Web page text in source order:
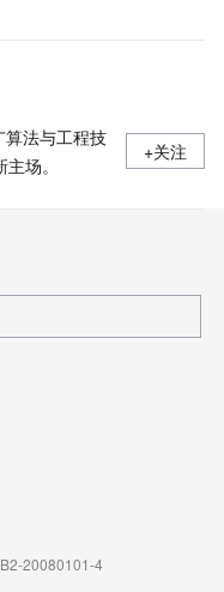
法与工程技
场。
+关注
20080101-4